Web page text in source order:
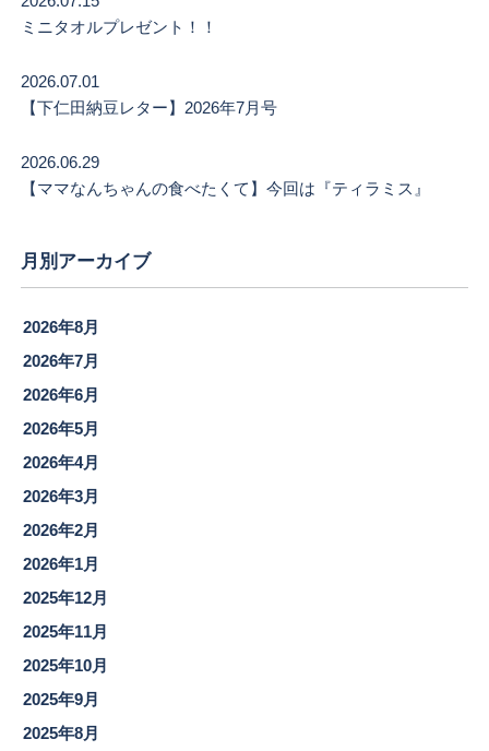
ミニタオルプレゼント！！
【下仁田納豆レター】2026年7月号
2026.07.01
【ママなんちゃんの食べたくて】今回は『ティラミス』
2026.06.29
月別アーカイブ
2026年8月
2026年7月
2026年6月
2026年5月
2026年4月
2026年3月
2026年2月
2026年1月
2025年12月
2025年11月
2025年10月
2025年9月
2025年8月